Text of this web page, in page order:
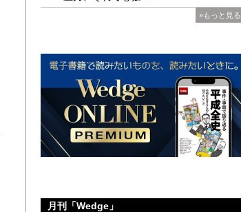
»もっと見る
月刊「Wedge」